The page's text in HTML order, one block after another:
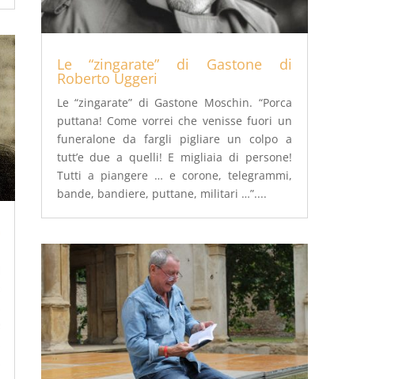
Le “zingarate” di Gastone di
Roberto Uggeri
Le “zingarate” di Gastone Moschin. “Porca
puttana! Come vorrei che venisse fuori un
funeralone da fargli pigliare un colpo a
tutt’e due a quelli! E migliaia di persone!
Tutti a piangere … e corone, telegrammi,
bande, bandiere, puttane, militari …”....